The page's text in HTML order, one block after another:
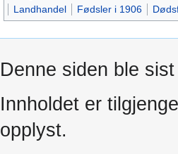
Landhandel
Fødsler i 1906
Denne siden ble
Innholdet er
opplyst.